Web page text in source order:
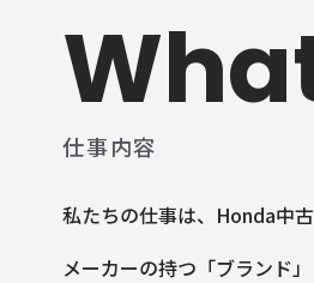
仕事内容
私たちの仕事は、Honda中
メーカーの持つ「ブランド